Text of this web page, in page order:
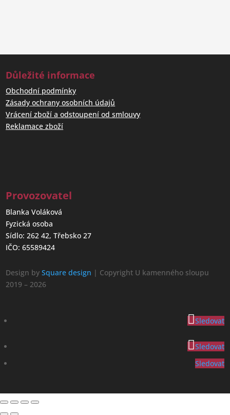
Důležité informace
Obchodní podmínky
Zásady ochrany osobních údajů
Vrácení zboží a odstoupení od smlouvy
Reklamace zboží
Provozovatel
Blanka Voláková
Fyzická osoba
Sídlo: 262 42, Třebsko 27
IČO: 65589424
Design bySquare design | Copyright U kamenného sloupu
2019 – 2026
Sledovat
Sledovat
Sledovat